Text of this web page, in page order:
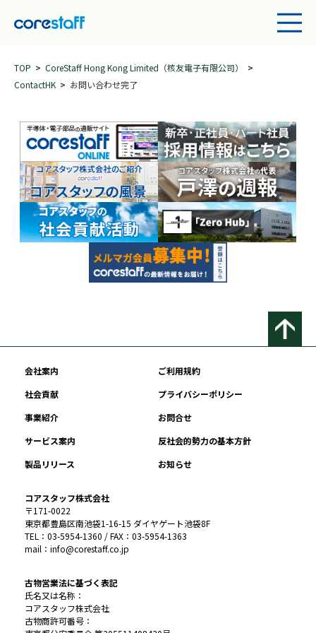
TOP
CoreStaff Hong Kong Limited（核友電子有限公司）
ContactHK
お問い合わせ完了
会社案内
ご利用規約
社会貢献
プライバシーポリシー
事業紹介
お問合せ
サービス案内
反社会的勢力の基本方針
製品リリース
お知らせ
コアスタッフ株式会社
〒171-0022
東京都豊島区南池袋1-16-15 ダイヤゲート池袋8F
TEL：03-5954-1360 / FAX：03-5954-1363
mail：info@corestaff.co.jp
古物営業法に基づく表記
氏名又は名称：
コアスタッフ株式会社
古物商許可番号：